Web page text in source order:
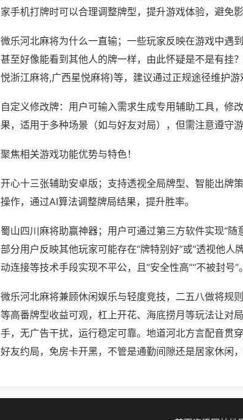
家手机打牌时可以合理调整牌型，提升游戏体验，避免
微乐河北麻将为什么一直输；一些玩家反映在游戏中遇
甚至好像能看到其他人的牌一样，由此怀疑是不是有挂
悦浙江麻将,广西星悦麻将)等，建议通过正规途径维护游
自定义修改牌：用户可输入需求生成专用辅助工具，修
果，适用于多种场景（如与好友对局），但需注意遵守
聚焦相关游戏功能优势与特色！
开心十三张辅助安卓版；支持透视全局牌型、智能出牌
操作，通过AI算法调整牌局结果，提升胜率。
蜀山四川麻将助赢神器；用户可通过第三方软件实现“随
部分用户反映其他玩家可能存在“牌特别好”或“透视他人
动连接等技术手段实现不平公，且“安全性高”“不被封号”。
微乐河北麻将兼顾休闲娱乐与轻度竞技，二五八做将规
等高番牌型收益可观，杠上开花、海底捞月等玩法让对
手，无广告干扰，运行稳定可靠。地道河北方言配音贯
好友约局，免房卡开黑，不管是通勤间隙还是居家休闲